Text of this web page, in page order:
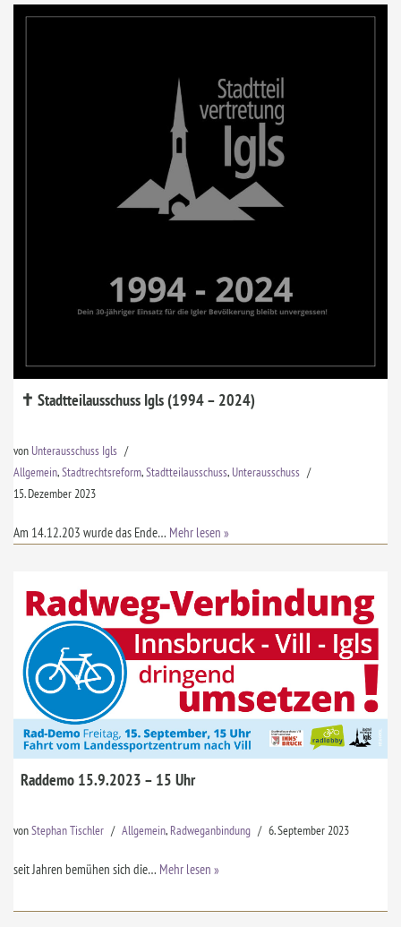
✝ Stadtteilausschuss Igls (1994 – 2024)
von Unterausschuss Igls
Allgemein,Stadtrechtsreform,Stadtteilausschuss, Unterausschuss
15. Dezember 2023
Am 14.12.203 wurde das Ende… Mehr lesen »
Raddemo 15.9.2023 – 15 Uhr
vonStephan Tischler Allgemein, Radweganbindung 6. September 2023
seit Jahren bemühen sich die… Mehr lesen »